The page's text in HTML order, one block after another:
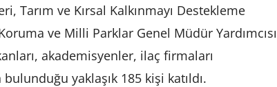
ve Kırsal Kalkınmayı Destekleme
ve Milli Parklar Genel Müdür Yardımcısı
akademisyenler, ilaç firmaları
yaklaşık 185 kişi katıldı.